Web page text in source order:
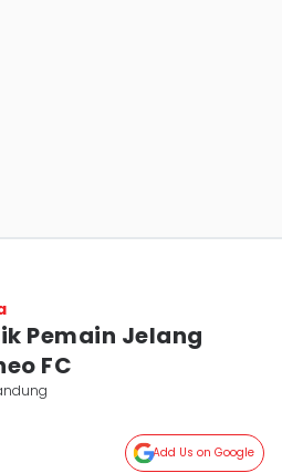
Pemain Jelang
FC
Add Us on Google